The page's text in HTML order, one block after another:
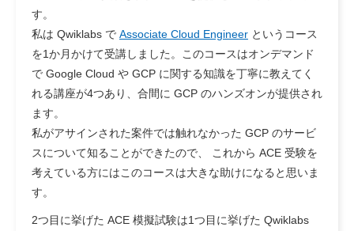
す。
私は Qwiklabs で Associate Cloud Engineer というコース
を1か月かけて受講しました。このコースはオンデマンド
で Google Cloud や GCP に関する知識を丁寧に教えてく
れる講座が4つあり、合間に GCP のハンズオンが提供され
ます。
私がアサインされた案件では触れなかった GCP のサービ
スについて知ることができたので、 これから ACE 受験を
考えている方にはこのコースは大きな助けになると思いま
す。
2つ目に挙げた ACE 模擬試験は1つ目に挙げた Qwiklabs